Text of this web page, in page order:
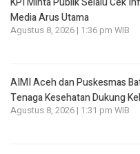
Media Arus Utama
Agustus 8, 2026 | 1:36 pm WIB
AIMI Aceh dan Puskesmas
Tenaga Kesehatan Dukung
Agustus 8, 2026 | 1:31 pm WIB